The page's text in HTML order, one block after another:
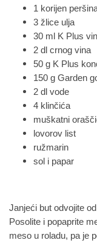
1 korijen
3 žlice ulja
30 ml K Plus
2 dl crnog vina
50 g K Plus
150 g Garden
2 dl vode
4 klinčića
muškatni
lovorov list
ružmarin
sol i papar
Janjeći but odvojite
Posolite i popaprite
meso u roladu, pa je